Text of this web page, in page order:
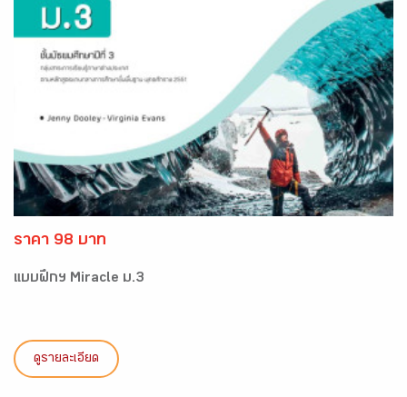
ราคา 98 บาท
แบบฝึกฯ Miracle ม.3
ดูรายละเอียด